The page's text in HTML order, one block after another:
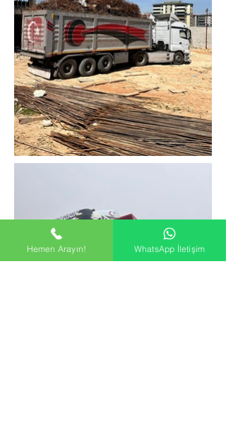
Hemen Arayın! WhatsApp İletişim